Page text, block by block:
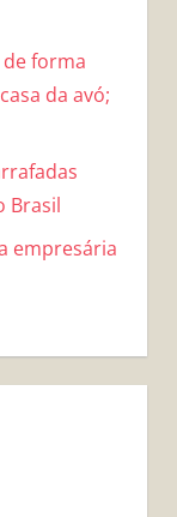
forma
da avó;
Brasil
empresária